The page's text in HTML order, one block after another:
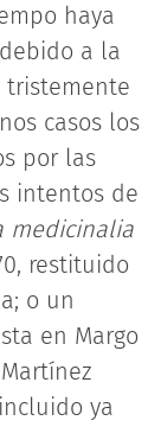
haya
a la
tristemente
casos los
por las
intentos de
medicinalia
restituido
o un
en Margo
ya